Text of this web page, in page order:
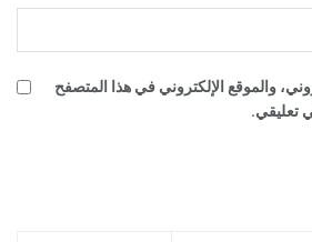
والموقع الإلكتروني في هذا المتصفح
تعليقي.